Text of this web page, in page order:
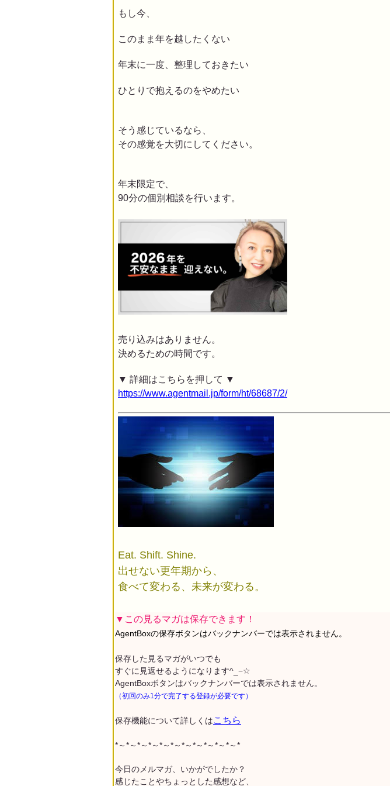
もし今、
このまま年を越したくない
年末に一度、整理しておきたい
ひとりで抱えるのをやめたい
そう感じているなら、
その感覚を大切にしてください。
年末限定で、
90分の個別相談を行います。
売り込みはありません。
決めるための時間です。
▼ 詳細はこちらを押して ▼
https://www.agentmail.jp/form/ht/68687/2/
Eat. Shift. Shine.
出せない更年期から、
食べて変わる、未来が変わる。
▼この見るマガは保存できます！
AgentBoxの保存ボタンはバックナンバーでは表示されません。
保存した見るマガがいつでも
すぐに見返せるようになります^_−☆
AgentBoxボタンはバックナンバーでは表示されません。
（初回のみ1分で完了する登録が必要です）
保存機能について詳しくはこちら
*～*～*～*～*～*～*～*～*～*～*～*
今日のメルマガ、いかがでしたか？
感じたことやちょっとした感想など、